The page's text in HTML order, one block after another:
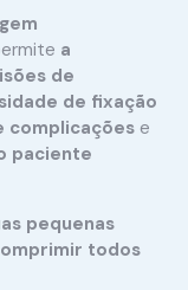
a
de
de fixação
complicações e
paciente
pequenas
todos